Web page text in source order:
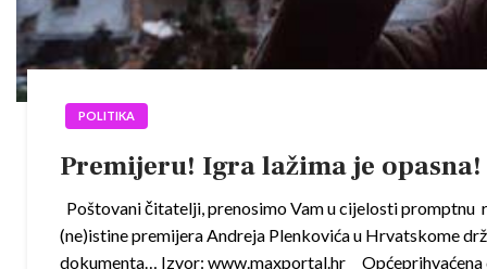
POLITIKA
Premijeru! Igra lažima je opasna!
Poštovani čitatelji, prenosimo Vam u cijelosti promptnu
(ne)istine premijera Andreja Plenkovića u Hrvatskome
dokumenta… Izvor: www.maxportal.hr